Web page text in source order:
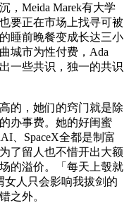
，Meida Marek有大学
要正在市场上找寻可被
睡前晚餐变成长达三小
城市为性付费，Ada
一些共识，独一的共识
，她们的窍门就是除
办事费。她的好闺蜜
、SpaceX全都是制富
了留人也不惜开出大额
的溢价。「每天上彀就
女人只会影响我拔剑的
之外。